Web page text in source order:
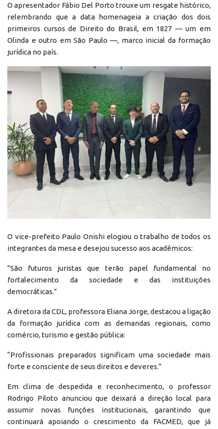
O apresentador Fábio Del Porto trouxe um resgate histórico,
relembrando que a data homenageia a criação dos dois
primeiros cursos de Direito do Brasil, em 1827 — um em
Olinda e outro em São Paulo —, marco inicial da formação
jurídica no país.
O vice-prefeito Paulo Onishi elogiou o trabalho de todos os
integrantes da mesa e desejou sucesso aos acadêmicos:
“São futuros juristas que terão papel fundamental no
fortalecimento da sociedade e das instituições
democráticas.”
A diretora da CDL, professora Eliana Jorge, destacou a ligação
da formação jurídica com as demandas regionais, como
comércio, turismo e gestão pública:
“Profissionais preparados significam uma sociedade mais
forte e consciente de seus direitos e deveres.”
Em clima de despedida e reconhecimento, o professor
Rodrigo Piloto anunciou que deixará a direção local para
assumir novas funções institucionais, garantindo que
continuará apoiando o crescimento da FACMED, que já